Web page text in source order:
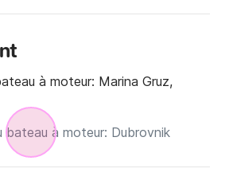
à moteur: Marina Gruz,